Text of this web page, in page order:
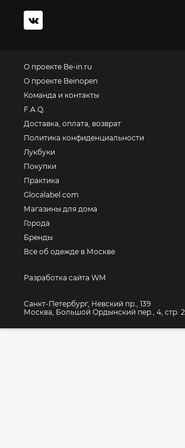
О проекте Be-in.ru
О проекте Beinopen
Команда и контакты
F.A.Q.
Доставка, оплата, возврат
Политика конфиденциальности
Лукбуки
Покупки
Практика
Glocalabel.com
Магазины для дома
Города
Бренды
Все об одежде в Москве
Разработка сайта WM
Санкт-Петербург, Невский пр., 139
Москва, Большой Ордынский пер., 4, стр. 2